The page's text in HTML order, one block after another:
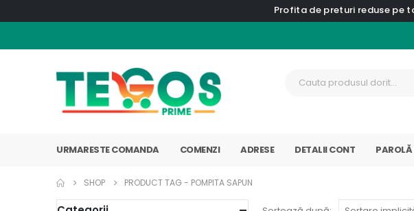
Profita de preturi reduse pe
URMARESTE COMANDA COMENZI ADRESE DETALII CONT
SHOP PRODUCT TAG - POMPITA SAPUN